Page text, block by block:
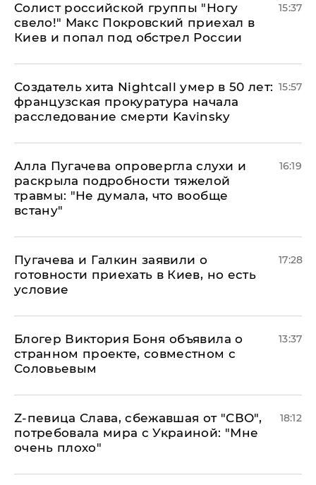
Солист российской группы "Ногу
свело!" Макс Покровский приехал в
Киев и попал под обстрел России
15:37
Создатель хита Nightcall умер в 50 лет:
французская прокуратура начала
расследование смерти Kavinsky
15:57
Алла Пугачева опровергла слухи и
раскрыла подробности тяжелой
травмы: "Не думала, что вообще
встану"
16:19
Пугачева и Галкин заявили о
готовности приехать в Киев, но есть
условие
17:28
Блогер Виктория Боня объявила о
странном проекте, совместном с
Соловьевым
13:37
Z-певица Слава, сбежавшая от "СВО",
потребовала мира с Украиной: "Мне
очень плохо"
18:12